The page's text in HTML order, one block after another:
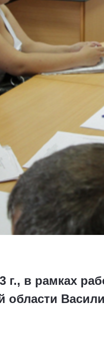
г., в рамках
области